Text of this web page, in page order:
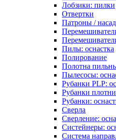
Лобзики: пилки
Отвертки
Патроны /
Пилы: оснастка
Полирование
Полотна
Пылесосы:
Рубанки PLP:
Рубанки
Рубанки:
Сверла
Сверление:
Систейнеры:
Система